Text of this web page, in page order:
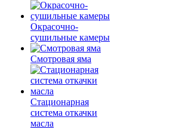
Окрасочно-
сушильные камеры
Смотровая яма
Стационарная
система откачки
масла